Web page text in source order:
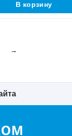
В корзину
→